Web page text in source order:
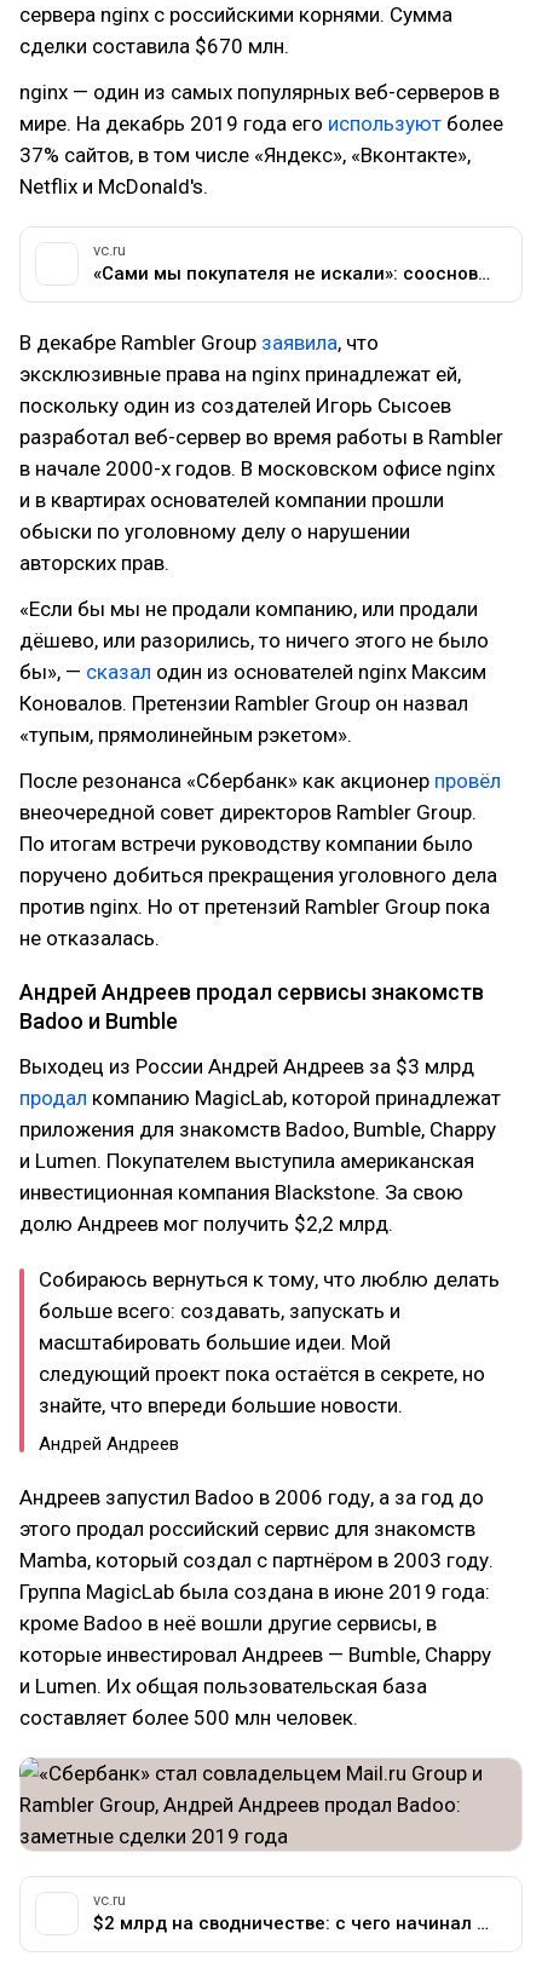
сервера nginx с российскими корнями. Сумма
сделки составила $670 млн.
nginx — один из самых популярных веб-серверов в
мире. На декабрь 2019 года его используют более
37% сайтов, в том числе «Яндекс», «Вконтакте»,
Netflix и McDonald's.
vc.ru
«Сами мы покупателя не искали»: сооснователи Nginx о сделке с F5, первых клиентах и выходе на мировой рынок — Истории на vc.ru
В декабре Rambler Group заявила, что
эксклюзивные права на nginx принадлежат ей,
поскольку один из создателей Игорь Сысоев
разработал веб-сервер во время работы в Rambler
в начале 2000-х годов. В московском офисе nginx
и в квартирах основателей компании прошли
обыски по уголовному делу о нарушении
авторских прав.
«Если бы мы не продали компанию, или продали
дёшево, или разорились, то ничего этого не было
бы», — сказал один из основателей nginx Максим
Коновалов. Претензии Rambler Group он назвал
«тупым, прямолинейным рэкетом».
После резонанса «Сбербанк» как акционер провёл
внеочередной совет директоров Rambler Group.
По итогам встречи руководству компании было
поручено добиться прекращения уголовного дела
против nginx. Но от претензий Rambler Group пока
не отказалась.
Андрей Андреев продал сервисы знакомств
Badoo и Bumble
Выходец из России Андрей Андреев за $3 млрд
продал компанию MagicLab, которой принадлежат
приложения для знакомств Badoo, Bumble, Chappy
и Lumen. Покупателем выступила американская
инвестиционная компания Blackstone. За свою
долю Андреев мог получить $2,2 млрд.
Собираюсь вернуться к тому, что люблю делать
больше всего: создавать, запускать и
масштабировать большие идеи. Мой
следующий проект пока остаётся в секрете, но
знайте, что впереди большие новости.
Андрей Андреев
Андреев запустил Badoo в 2006 году, а за год до
этого продал российский сервис для знакомств
Mamba, который создал с партнёром в 2003 году.
Группа MagicLab была создана в июне 2019 года:
кроме Badoo в неё вошли другие сервисы, в
которые инвестировал Андреев — Bumble, Chappy
и Lumen. Их общая пользовательская база
составляет более 500 млн человек.
vc.ru
$2 млрд на сводничестве: с чего начинал основатель Badoo Андрей Андреев и почему продаёт успешные проекты — Истории на vc.ru